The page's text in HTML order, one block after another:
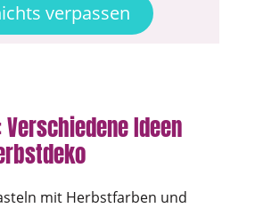
verpassen
Ideen
mit Herbstfarben und